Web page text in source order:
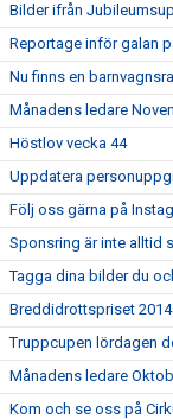
Bilder ifrån
Reportage inför galan
Nu finns en
Månadens ledare
Höstlov vecka 44
Uppdatera
Följ oss gärna på
Sponsring är inte alltid
Tagga dina bilder du
Breddidrottspriset 2014
Truppcupen lördagen
Månadens ledare
Kom och se oss på